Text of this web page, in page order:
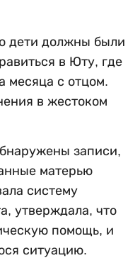
дети должны были
в Юту, где
месяца с отцом.
в жестоком
записи,
матерью
систему
утверждала, что
помощь, и
ситуацию.